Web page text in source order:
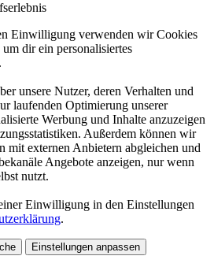
Einwilligung verwenden wir Cookies
dir ein personalisiertes
unsere Nutzer, deren Verhalten und
laufenden Optimierung unserer
Werbung und Inhalte anzuzeigen
Außerdem können wir
mit externen Anbietern abgleichen und
Angebote anzeigen, nur wenn
nutzt.
Einwilligung in den Einstellungen
.
Einstellungen anpassen